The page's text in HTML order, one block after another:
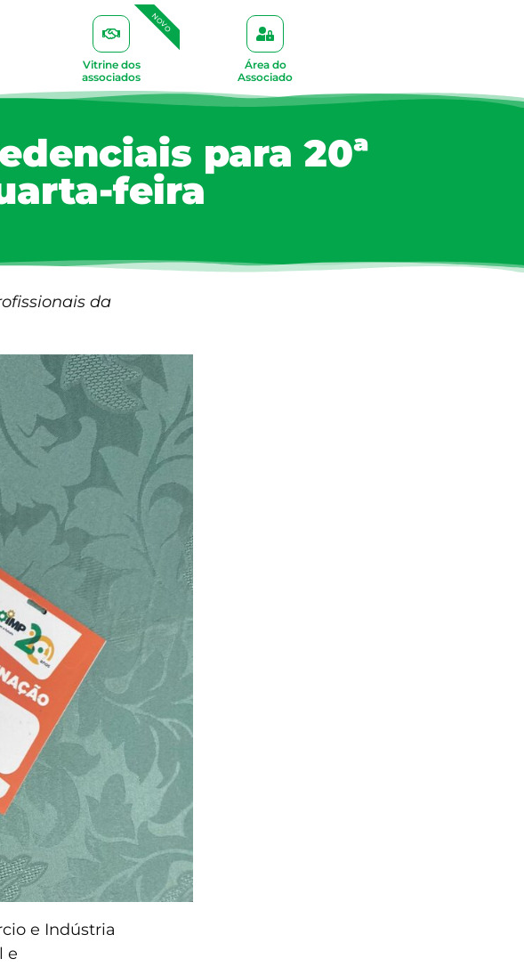
Vitrine dos
associados
NOVO
Área do
Associado
para 20ª
feira
da
e Indústria
e